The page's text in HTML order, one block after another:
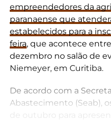
empreendedores da
paranaense que
estabelecidos para a
feira, que acontece
dezembro no salão de
Niemeyer, em Curitiba.
De acordo com a
Abastecimento (Seab),